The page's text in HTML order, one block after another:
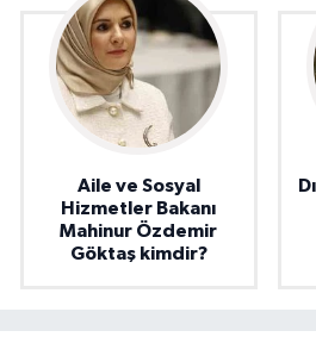
Aile ve Sosyal
Hizmetler Bakanı
Mahinur Özdemir
Göktaş kimdir?